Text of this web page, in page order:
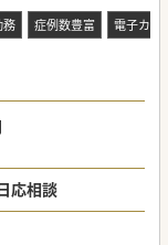
。
い、概ね1～3診
中できます。
務 症例数豊富 電子カル
応相談